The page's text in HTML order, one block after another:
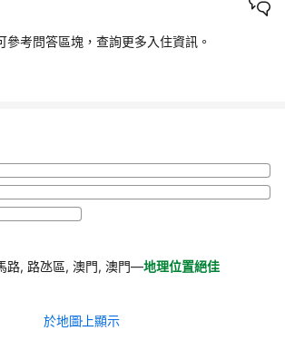
參考問答區塊，查詢更多入住資訊。
路, 路氹區, 澳門, 澳門—地理位置絕佳
於地圖上顯示